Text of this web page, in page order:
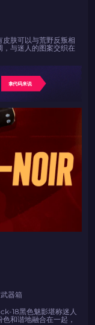
肤可以与荒野反叛相
与迷人的图案交织在
拿代码来说
器箱
18黑色魅影堪称迷人
和谐地融合在一起，